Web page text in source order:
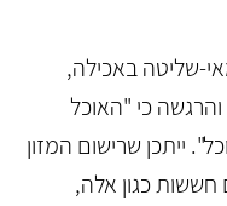
שליטה באכילה,
כי "האוכל
ייתכן שרישום המזון
כגון אלה,